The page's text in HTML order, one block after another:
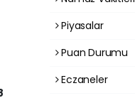
Piyasalar
Puan Durumu
Eczaneler